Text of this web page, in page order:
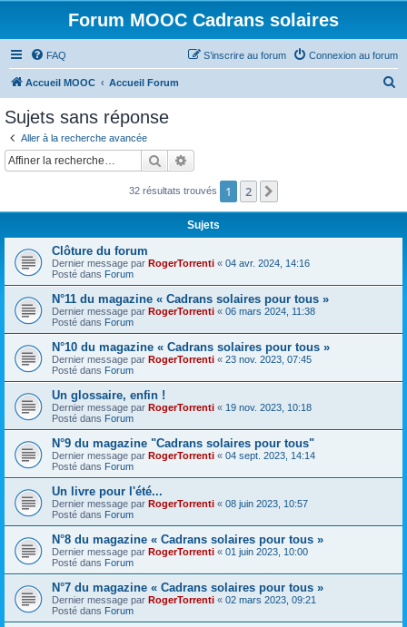
Forum MOOC Cadrans solaires
FAQ Connexion au forum
S’inscrire au forum
Accueil MOOC Accueil Forum
c
Sujets sans réponse
Aller à la recherche avancée
Rechercher
32 résultats trouvés 1 2
Sujets
Clôture du forum
Dernier message par RogerTorrenti « 04 avr. 2024, 14:16
Posté dans Forum
N°11 du magazine « Cadrans solaires pour tous »
Dernier message par RogerTorrenti « 06 mars 2024, 11:38
Posté dans Forum
N°10 du magazine « Cadrans solaires pour tous »
Dernier message par RogerTorrenti « 23 nov. 2023, 07:45
Posté dans Forum
Un glossaire, enfin !
Dernier message par RogerTorrenti « 19 nov. 2023, 10:18
Posté dans Forum
N°9 du magazine "Cadrans solaires pour tous"
Dernier message par RogerTorrenti « 04 sept. 2023, 14:14
Posté dans Forum
Un livre pour l'été...
Dernier message par RogerTorrenti « 08 juin 2023, 10:57
Posté dans Forum
N°8 du magazine « Cadrans solaires pour tous »
Dernier message par RogerTorrenti « 01 juin 2023, 10:00
Posté dans Forum
N°7 du magazine « Cadrans solaires pour tous »
Dernier message par RogerTorrenti « 02 mars 2023, 09:21
Posté dans Forum